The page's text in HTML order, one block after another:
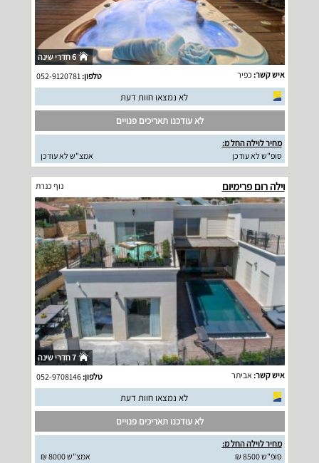
6 חדרי שינה
איש קשר: כפיר טלפון:052-9120781
לא נמצאו חוות דעת
לא עודכנו תאריכים פנויים
מחיר לוילה החל מ:
סופ"ש לא עודכן
אמצ"ש לא עודכן
וילה רום פרימיום נוף כנרת
7 חדרי שינה
איש קשר: אביתר טלפון:052-9708146
לא נמצאו חוות דעת
לא עודכנו תאריכים פנויים
מחיר לוילה החל מ:
סופ"ש 8500 ₪
אמצ"ש 8000 ₪